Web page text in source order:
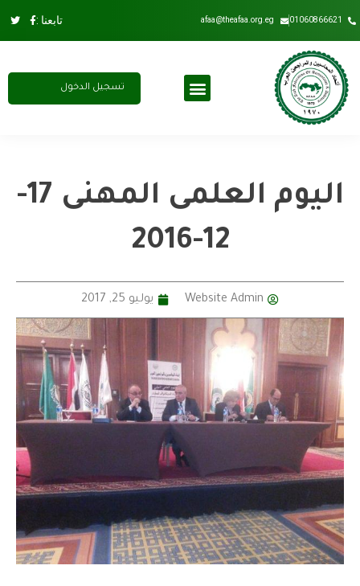
01060866621
afaa@theafaa.org.eg تابعنا :
تسجيل الدخول
اليوم العلمى المهنى 17-
12-2016
Website Admin يوليو 25, 2017